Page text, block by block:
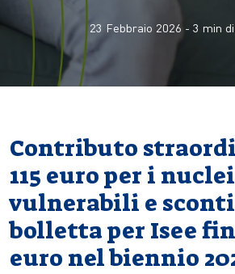
23 Febbraio 2026 - 3 min
Contributo
115 euro per i nuclei
vulnerabili e
bolletta per Isee
euro nel biennio